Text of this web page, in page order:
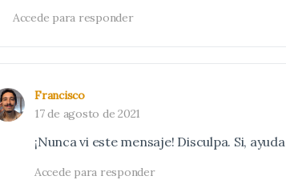
Accede para responder
Francisco
17 de agosto de 2021
¡Nunca vi este mensaje! Disculpa. Si, ayuda
Accede para responder